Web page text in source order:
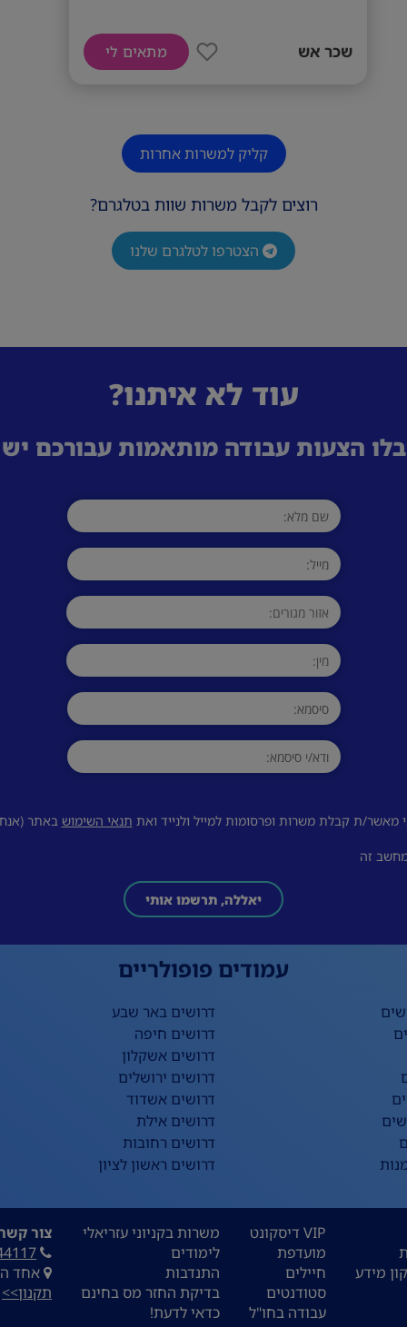
שכר אש מתאים לי
קליק למשרות אחרות
רוצים לקבל משרות שוות בטלגרם?
הצטרפו לטלגרם שלנו
עוד לא איתנו?
הצעות עבודה מותאמות עבורכם
מאשר/ת קבלת משרות ופרסומות למייל ולנייד ואת תנאי השימוש באתר
זה
יאללה, תרשמו אותי
עמודים פופולריים
דרושים באר שבע
דרושים חיפה
דרושים אשקלון
דרושים ירושלים
דרושים אשדוד
דרושים אילת
דרושים רחובות
דרושים ראשון לציון
מידע
VIP דיסקונט
מועדפת
חיילים
סטודנטים
עבודה בחו"ל
משרות בקניוני עזריאלי
לימודים
התנדבות
בדיקת החזר מס בחינם
כדאי לדעת!
צור
אחד העם 9,
תקנון>>